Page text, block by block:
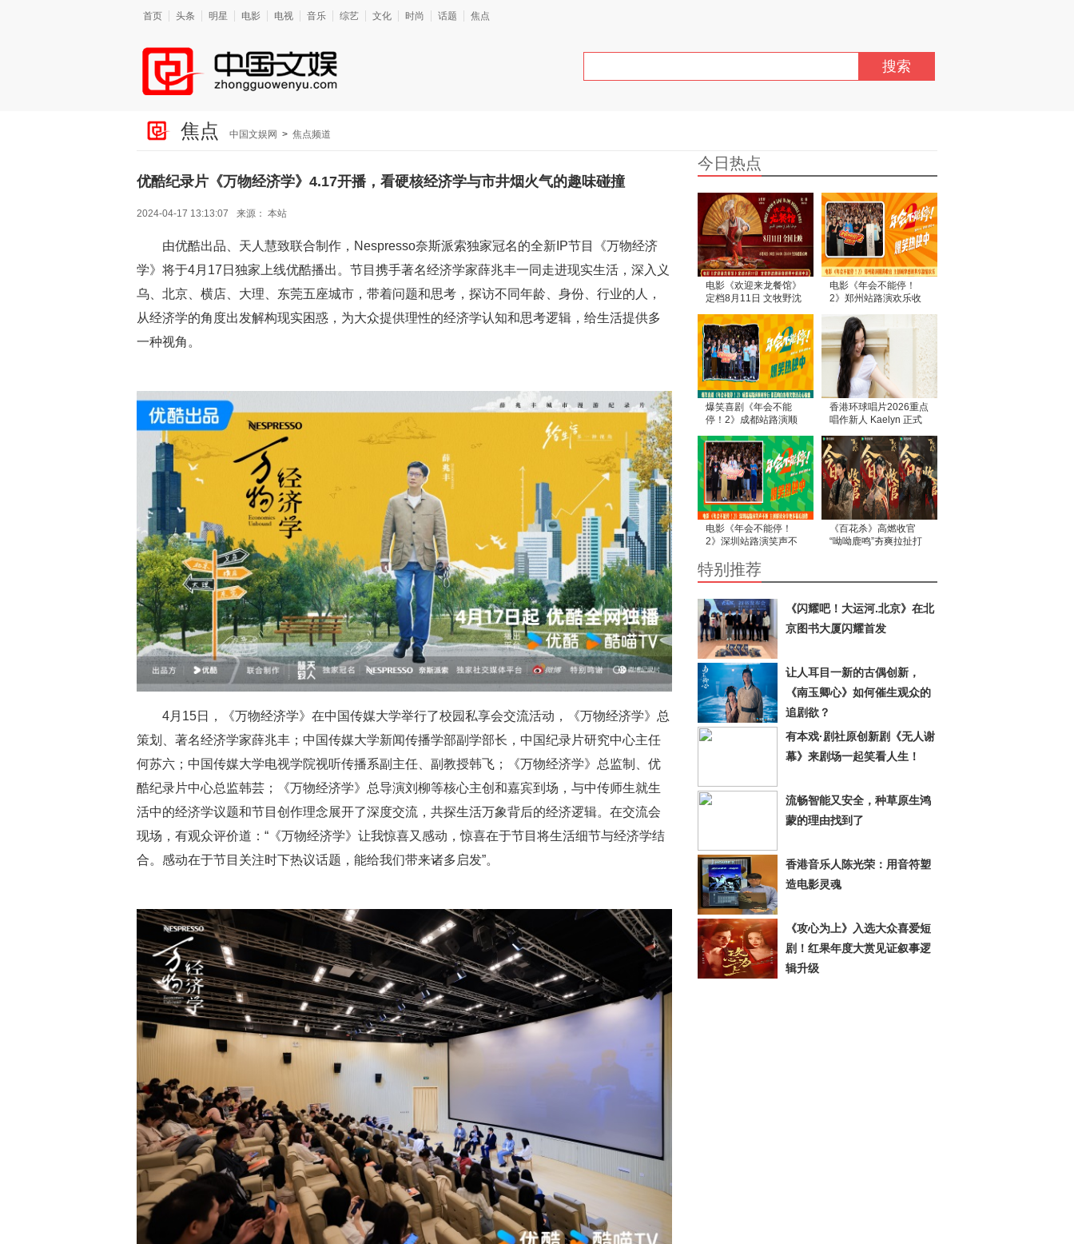
首页 头条 明星 电影 电视 音乐 综艺 文化 时尚 话题 焦点
搜索
焦点 中国文娱网 > 焦点频道
优酷纪录片《万物经济学》4.17开播，看硬核经济学与市井烟火气的趣味碰撞
2024-04-17 13:13:07 来源： 本站
由优酷出品、天人慧致联合制作，Nespresso奈斯派索独家冠名的全新IP节目《万物经济
学》将于4月17日独家上线优酷播出。节目携手著名经济学家薛兆丰一同走进现实生活，深入义
乌、北京、横店、大理、东莞五座城市，带着问题和思考，探访不同年龄、身份、行业的人，
从经济学的角度出发解构现实困惑，为大众提供理性的经济学认知和思考逻辑，给生活提供多
一种视角。
4月15日，《万物经济学》在中国传媒大学举行了校园私享会交流活动，《万物经济学》总
策划、著名经济学家薛兆丰；中国传媒大学新闻传播学部副学部长，中国纪录片研究中心主任
何苏六；中国传媒大学电视学院视听传播系副主任、副教授韩飞；《万物经济学》总监制、优
酷纪录片中心总监韩芸；《万物经济学》总导演刘柳等核心主创和嘉宾到场，与中传师生就生
活中的经济学议题和节目创作理念展开了深度交流，共探生活万象背后的经济逻辑。在交流会
现场，有观众评价道：“《万物经济学》让我惊喜又感动，惊喜在于节目将生活细节与经济学结
合。感动在于节目关注时下热议话题，能给我们带来诸多启发”。
今日热点
电影《欢迎来龙餐馆》
定档8月11日 文牧野沈
电影《年会不能停！
2》郑州站路演欢乐收
爆笑喜剧《年会不能
停！2》成都站路演顺
整活走心输出
香港环球唱片2026重点
唱作新人 Kaelyn 正式
电影《年会不能停！
2》深圳站路演笑声不
后创作
《百花杀》高燃收官
“呦呦鹿鸣”夯爽拉扯打
特别推荐
《闪耀吧！大运河.北京》在北
京图书大厦闪耀首发
让人耳目一新的古偶创新，
《南玉卿心》如何催生观众的
追剧欲？
有本戏·剧社原创新剧《无人谢
幕》来剧场一起笑看人生！
流畅智能又安全，种草原生鸿
蒙的理由找到了
香港音乐人陈光荣：用音符塑
造电影灵魂
《攻心为上》入选大众喜爱短
剧！红果年度大赏见证叙事逻
辑升级